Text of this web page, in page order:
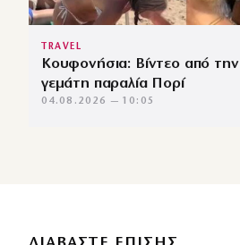
TRAVEL
Κουφονήσια: Βίντεο από
γεμάτη παραλία Πορί
04.08.2026 — 10:05